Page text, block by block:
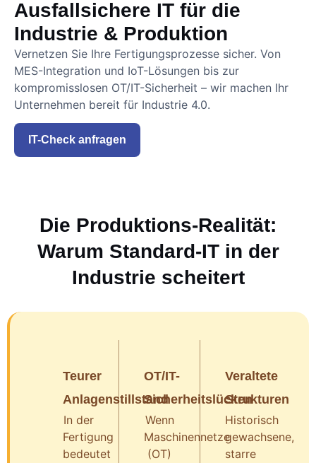
Ausfallsichere IT für die
Industrie & Produktion
Vernetzen Sie Ihre Fertigungsprozesse sicher. Von
MES-Integration und IoT-Lösungen bis zur
kompromisslosen OT/IT-Sicherheit – wir machen Ihr
Unternehmen bereit für Industrie 4.0.
IT-Check anfragen
Die Produktions-Realität:
Warum Standard-IT in der
Industrie scheitert
Teurer
Anlagenstillstand
In der
Fertigung
bedeutet
OT/IT-
Sicherheitslücken
Wenn
Maschinennetze
(OT)
Veraltete
Strukturen
Historisch
gewachsene,
starre